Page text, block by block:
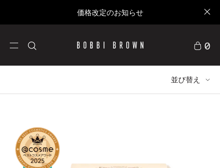
価格改定のお知らせ
0
並び替え